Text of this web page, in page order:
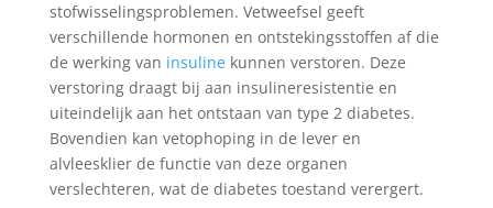
stofwisselingsproblemen. Vetweefsel geeft
verschillende hormonen en ontstekingsstoffen af die
de werking van insulinekunnen verstoren. Deze
verstoring draagt bij aan insulineresistentie en
uiteindelijk aan het ontstaan van type 2 diabetes.
Bovendien kan vetophoping in de lever en
alvleesklier de functie van deze organen
verslechteren, wat de diabetes toestand verergert.